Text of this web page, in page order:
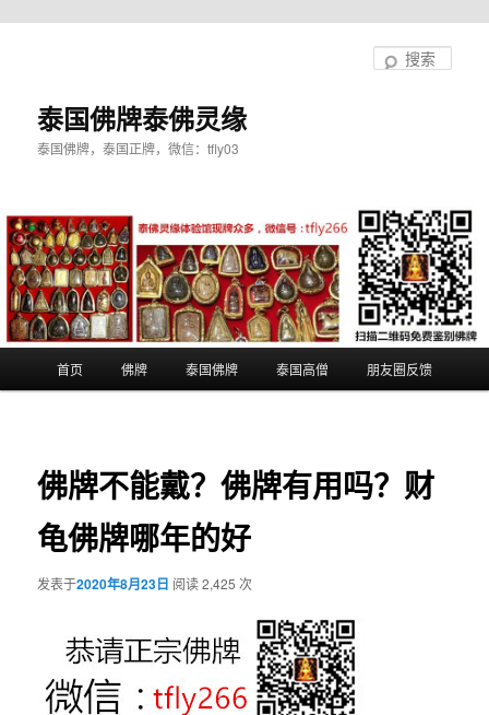
泰国佛牌泰佛灵缘
泰国佛牌，泰国正牌，微信：tfly03
首页 佛牌 泰国佛牌 泰国高僧 朋友圈反馈
佛牌不能戴？佛牌有用吗？财
龟佛牌哪年的好
发表于2020年8月23日 阅读 2,425 次